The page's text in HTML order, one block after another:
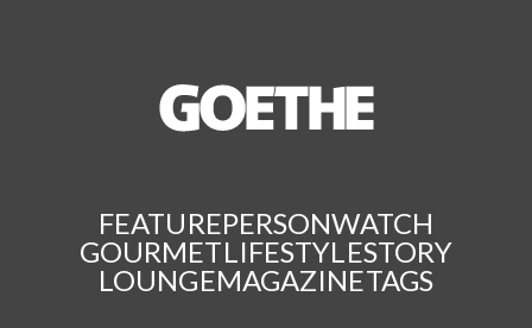
FEATUREPERSONWATCH
GOURMETLIFESTYLESTORY
LOUNGEMAGAZINETAGS